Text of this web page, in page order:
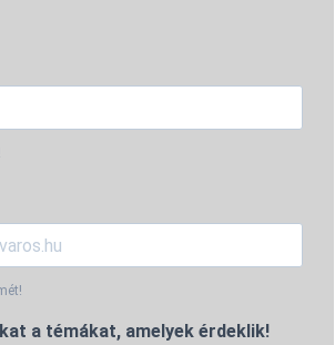
a témákat, amelyek érdeklik!